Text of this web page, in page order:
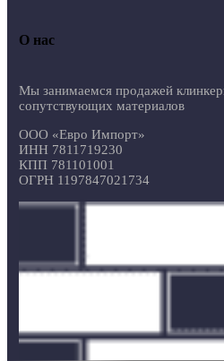
О нас
Мы занимаемся продажей
сопутствующих материалов
ООО «Евро Импорт»
ИНН 7811719230
КПП 781101001
ОГРН 1197847021734